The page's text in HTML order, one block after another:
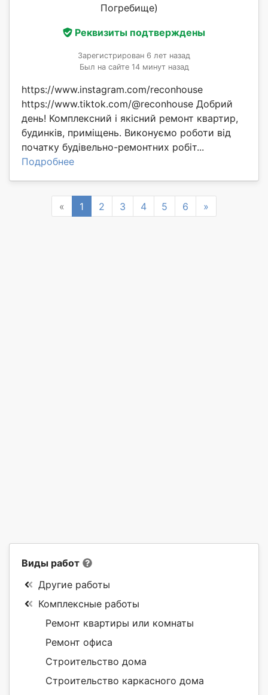
Погребище)
Реквизиты подтверждены
Зарегистрирован 6 лет назад
Был на сайте 14 минут назад
https://www.instagram.com/reconhouse
https://www.tiktok.com/@reconhouse Добрий
день! Комплексний і якісний ремонт квартир,
будинків, приміщень. Виконуємо роботи від
початку будівельно-ремонтних робіт...
Подробнее
« Previous
1 2 3 4 5 6 »
Виды работ
Другие работы
Комплексные работы
Ремонт квартиры или комнаты
Ремонт офиса
Строительство дома
Строительство каркасного дома